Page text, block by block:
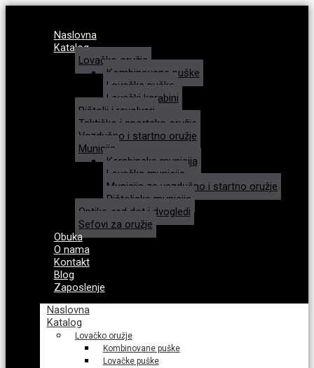
Naslovna
Katalog
Lovačko oružje
Kombinovane puške
Lovačke puške
Lovački karabini
Pištolji i revolveri
Taktičko i sportsko oružje
Vazdušno i startno oružje
Municija
Karabinska municija
Lovačka municija
Municija za vazdušno i startno oružje
Pištoljska municija
Optike, red dot i dvogledi
Sefovi za oružje
Obuka
O nama
Kontakt
Blog
Zaposlenje
Naslovna
Katalog
Lovačko oružje
Kombinovane puške
Lovačke puške